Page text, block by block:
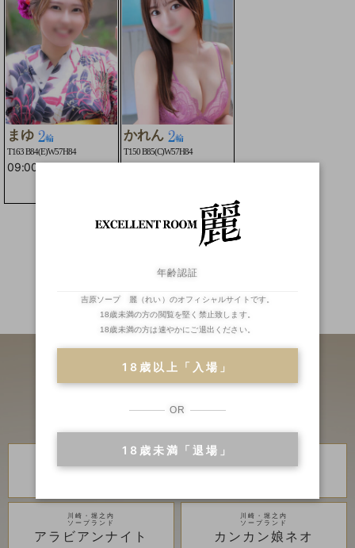
まゆ
T163 B84(E)W57H84
09:00
かれん
T150 B85(C)W57H84
二輪車 ランキング
川崎・堀之内
ソープランド
アラビアンナイト
川崎・堀之内
ソープランド
カンカン娘ネオ
年齢認証
吉原ソープ 麗（れい）のオフィシャルサイトです。
18歳未満の方の閲覧を堅く禁止致します。
18歳未満の方は速やかにご退出ください。
18歳以上「入場」
OR
18歳未満「退場」